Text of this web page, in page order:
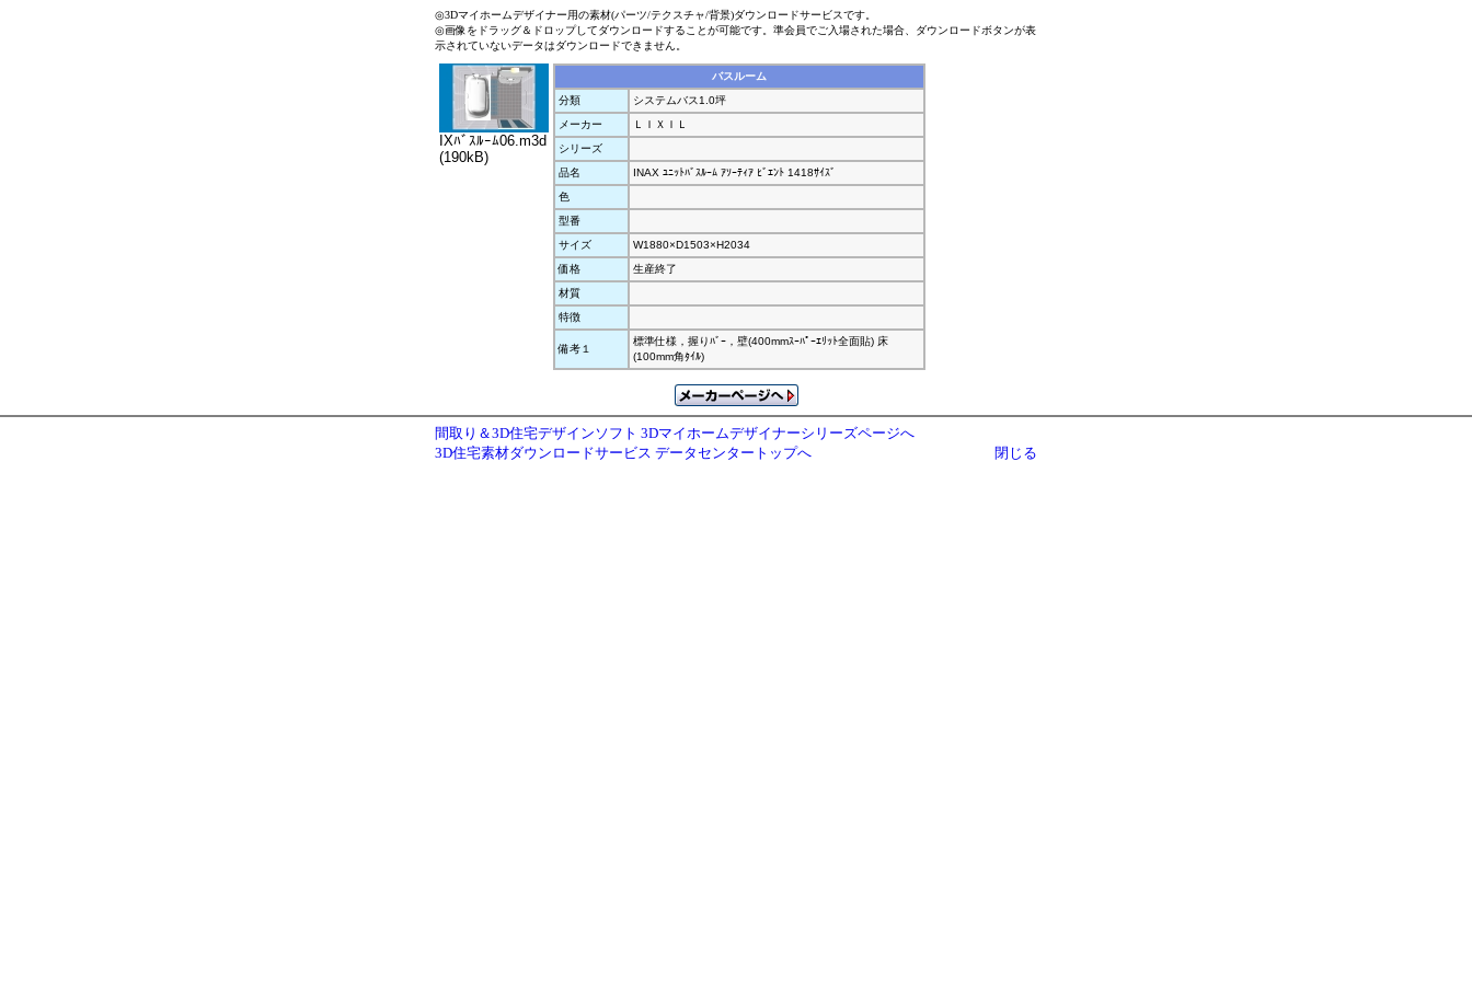
◎3Dマイホームデザイナー用の素材(パーツ/テクスチャ/背景)ダウンロードサービスです。
◎画像をドラッグ＆ドロップしてダウンロードすることが可能です。準会員でご入場された場合、ダウンロードボタンが表
示されていないデータはダウンロードできません。
IXﾊﾞｽﾙｰﾑ06.m3d
(190kB)
バスルーム
分類
システムバス1.0坪
メーカー
ＬＩＸＩＬ
シリーズ
品名
INAX ﾕﾆｯﾄﾊﾞｽﾙｰﾑ ｱｿｰﾃｨｱ ﾋﾞｴﾝﾄ 1418ｻｲｽﾞ
色
型番
サイズ
W1880×D1503×H2034
価格
生産終了
材質
特徴
備考１
標準仕様，握りﾊﾞｰ，壁(400mmｽｰﾊﾟｰｴﾘｯﾄ全面貼) 床
(100mm角ﾀｲﾙ)
間取り＆3D住宅デザインソフト 3Dマイホームデザイナーシリーズページへ
3D住宅素材ダウンロードサービス データセンタートップへ
閉じる